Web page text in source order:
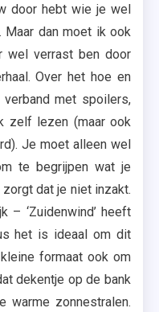
door hebt wie je wel
Maar dan moet ik ook
wel verrast ben door
Over het hoe en
met spoilers,
zelf lezen (maar ook
Je moet alleen wel
te begrijpen wat je
dat je niet inzakt.
– ‘Zuidenwind’ heeft
het is ideaal om dit
formaat ook om
dekentje op de bank
zonnestralen.